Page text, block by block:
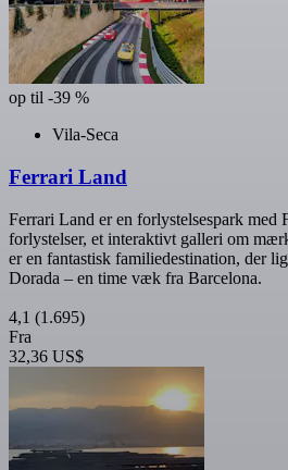
op til -39 %
Vila-Seca
Ferrari Land
Ferrari Land er en forlystelsespark med
forlystelser, et interaktivt galleri om
er en fantastisk familiedestination, der
Dorada – en time væk fra Barcelona.
4,1 (1.695)
Fra
32,36 US$